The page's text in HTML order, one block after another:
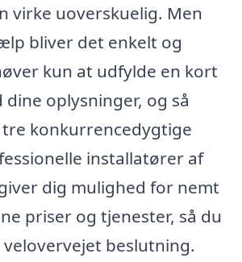
virke uoverskuelig. Men
bliver det enkelt og
kun at udfylde en kort
oplysninger, og så
konkurrencedygtige
installatører af
dig mulighed for nemt
priser og tjenester, så du
beslutning.